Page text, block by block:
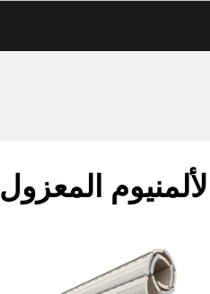
الألمنيوم المعزول